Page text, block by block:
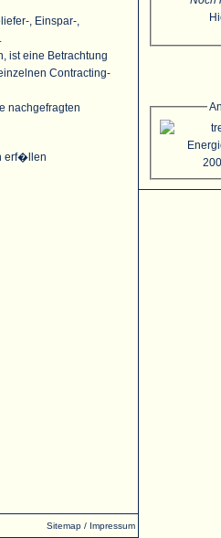
, Einspar-,
ist eine Betrachtung
Contracting-
nachgefragten
erf�llen
Sitemap / Impressum